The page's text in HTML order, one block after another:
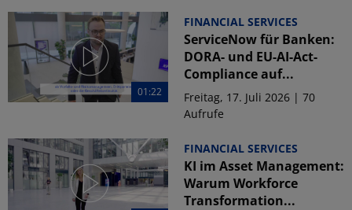
01:22
FINANCIAL SERVICES
ServiceNow für Banken:
DORA- und EU-AI-Act-
Compliance auf...
Freitag, 17. Juli 2026 | 70
Aufrufe
FINANCIAL SERVICES
KI im Asset Management:
Warum Workforce
Transformation...